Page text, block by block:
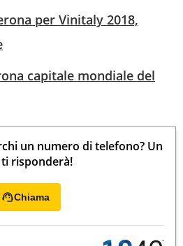
per Vinitaly 2018,
capitale mondiale del
un numero di telefono? Un
risponderà!
Chiama